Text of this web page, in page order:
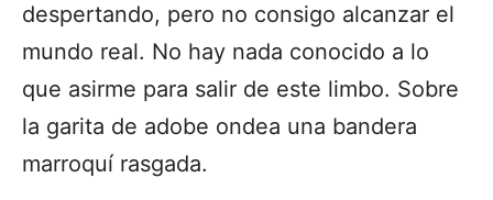
despertando, pero no consigo alcanzar el
mundo real. No hay nada conocido a lo
que asirme para salir de este limbo. Sobre
la garita de adobe ondea una bandera
marroquí rasgada.